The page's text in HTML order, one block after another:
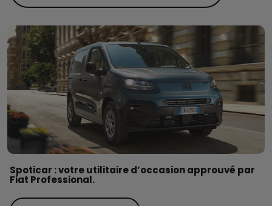
Spoticar : votre utilitaire d’occasion approuvé par
Fiat Professional.